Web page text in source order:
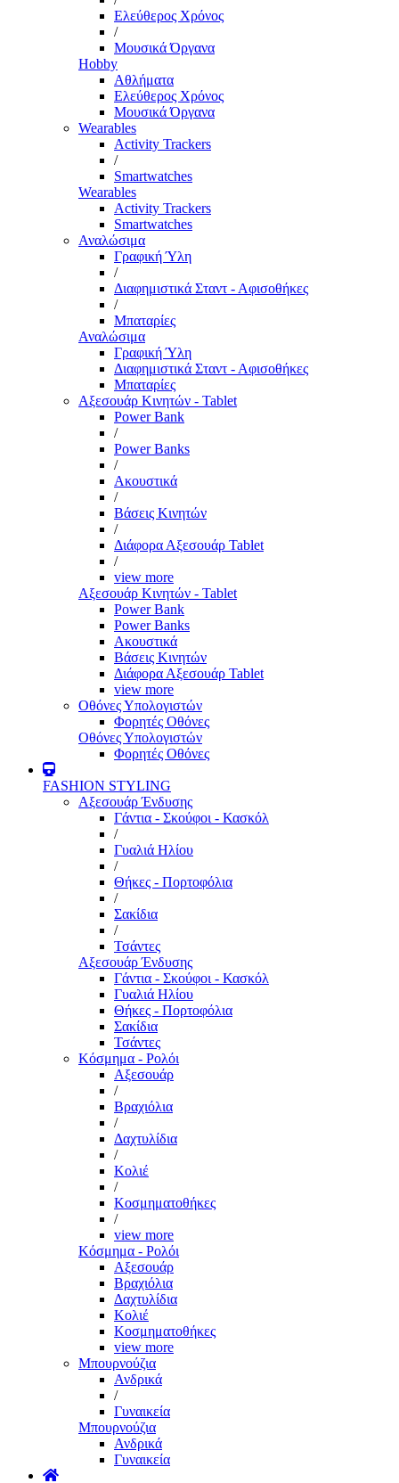
Ελεύθερος Χρόνος
/
Μουσικά Όργανα
Hobby
Αθλήματα
Ελεύθερος Χρόνος
Μουσικά Όργανα
Wearables
Activity Trackers
/
Smartwatches
Wearables
Activity Trackers
Smartwatches
Αναλώσιμα
Γραφική Ύλη
/
Διαφημιστικά Σταντ - Αφισοθήκες
/
Μπαταρίες
Αναλώσιμα
Γραφική Ύλη
Διαφημιστικά Σταντ - Αφισοθήκες
Μπαταρίες
Αξεσουάρ Κινητών - Tablet
Power Bank
/
Power Banks
/
Ακουστικά
/
Βάσεις Κινητών
/
Διάφορα Αξεσουάρ Tablet
/
view more
Αξεσουάρ Κινητών - Tablet
Power Bank
Power Banks
Ακουστικά
Βάσεις Κινητών
Διάφορα Αξεσουάρ Tablet
view more
Οθόνες Υπολογιστών
Φορητές Οθόνες
Οθόνες Υπολογιστών
Φορητές Οθόνες
FASHION STYLING
Αξεσουάρ Ένδυσης
Γάντια - Σκούφοι - Κασκόλ
/
Γυαλιά Ηλίου
/
Θήκες - Πορτοφόλια
/
Σακίδια
/
Τσάντες
Αξεσουάρ Ένδυσης
Γάντια - Σκούφοι - Κασκόλ
Γυαλιά Ηλίου
Θήκες - Πορτοφόλια
Σακίδια
Τσάντες
Κόσμημα - Ρολόι
Αξεσουάρ
/
Βραχιόλια
/
Δαχτυλίδια
/
Κολιέ
/
Κοσμηματοθήκες
/
view more
Κόσμημα - Ρολόι
Αξεσουάρ
Βραχιόλια
Δαχτυλίδια
Κολιέ
Κοσμηματοθήκες
view more
Μπουρνούζια
Ανδρικά
/
Γυναικεία
Μπουρνούζια
Ανδρικά
Γυναικεία